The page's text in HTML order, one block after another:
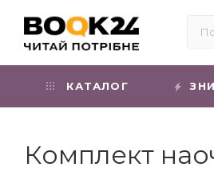
КАТАЛОГ
Комплект